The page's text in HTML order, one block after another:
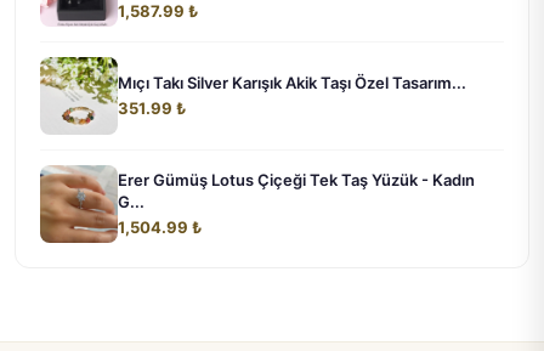
1,587.99 ₺
Mıçı Takı Silver Karışık Akik Taşı Özel Tasarım...
351.99 ₺
Erer Gümüş Lotus Çiçeği Tek Taş Yüzük - Kadın
G...
1,504.99 ₺